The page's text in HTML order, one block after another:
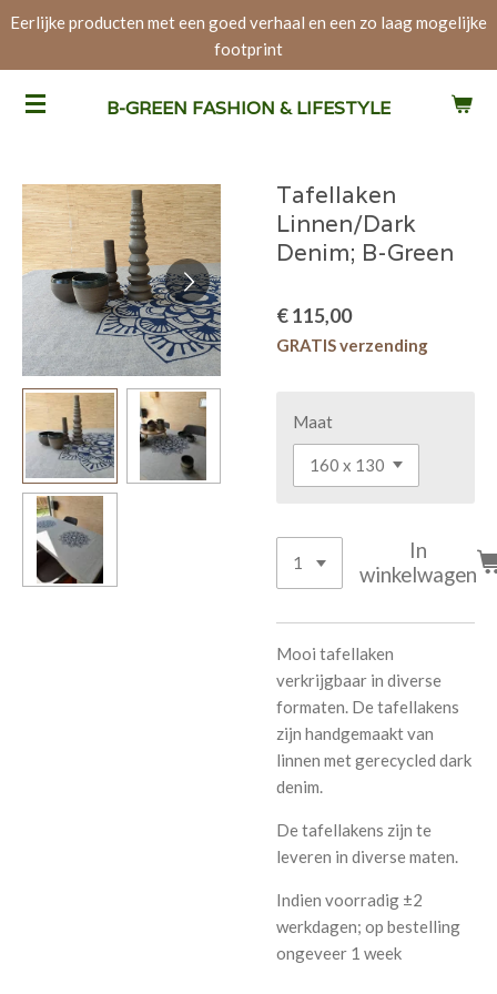
Ga
naar
de
B-GREEN FASHION & LIFESTYLE
Eerlijke producten met een goed verhaal en een zo laag mogelijke
footprint
Tafellaken
Linnen/Dark
Denim; B-Green
€ 115,00
GRATIS verzending
Maat
In
winkelwagen
Mooi tafellaken
verkrijgbaar in diverse
formaten. De tafellakens
zijn handgemaakt van
linnen met gerecycled dark
denim.
De tafellakens zijn te
leveren in diverse maten.
Indien voorradig ±2
werkdagen; op bestelling
ongeveer 1 week